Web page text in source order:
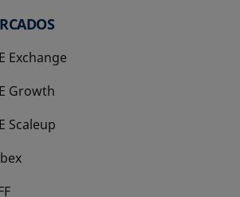
Exchange
Growth
en una pestaña nueva
Scaleup
en una pestaña nueva
en una pestaña nueva
en una pestaña nueva